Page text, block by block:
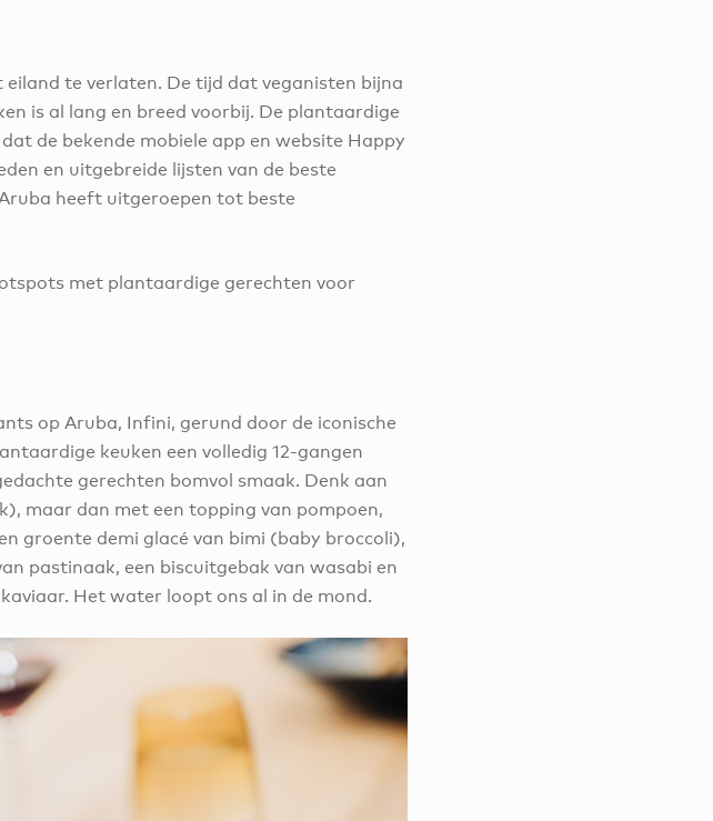
te verlaten. De tijd dat veganisten bijna
is al lang en breed voorbij. De plantaardige
de bekende mobiele app en website Happy
en uitgebreide lijsten van de beste
heeft uitgeroepen tot beste
met plantaardige gerechten voor
op Aruba, Infini, gerund door de iconische
keuken een volledig 12-gangen
gerechten bomvol smaak. Denk aan
maar dan met een topping van pompoen,
groente demi glacé van bimi (baby broccoli),
pastinaak, een biscuitgebak van wasabi en
Het water loopt ons al in de mond.